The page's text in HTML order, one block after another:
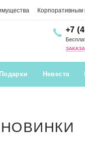
Корпоративным
+7
Подарки Невеста